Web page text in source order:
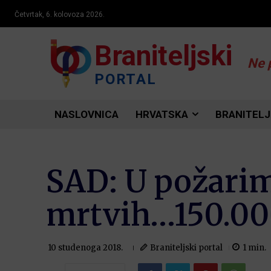
Četvrtak, 6. kolovoza 2026.
Braniteljski
PORTAL
Ne
NASLOVNICA HRVATSKA
SAD: U
10 studenoga 2018. Braniteljski portal 1 min.